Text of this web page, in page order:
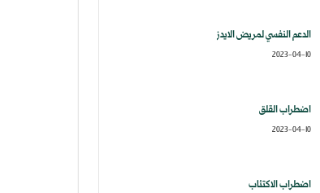
الدعم النفسي لمريض الايدز
2023-04-10
اضطراب القلق
2023-04-10
اضطراب الاكتئاب